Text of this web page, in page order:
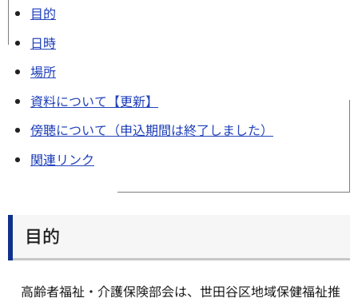
目的
日時
場所
資料について【更新】
傍聴について（申込期間は終了しました）
関連リンク
目的
高齢者福祉・介護保険部会は、世田谷区地域保健福祉推